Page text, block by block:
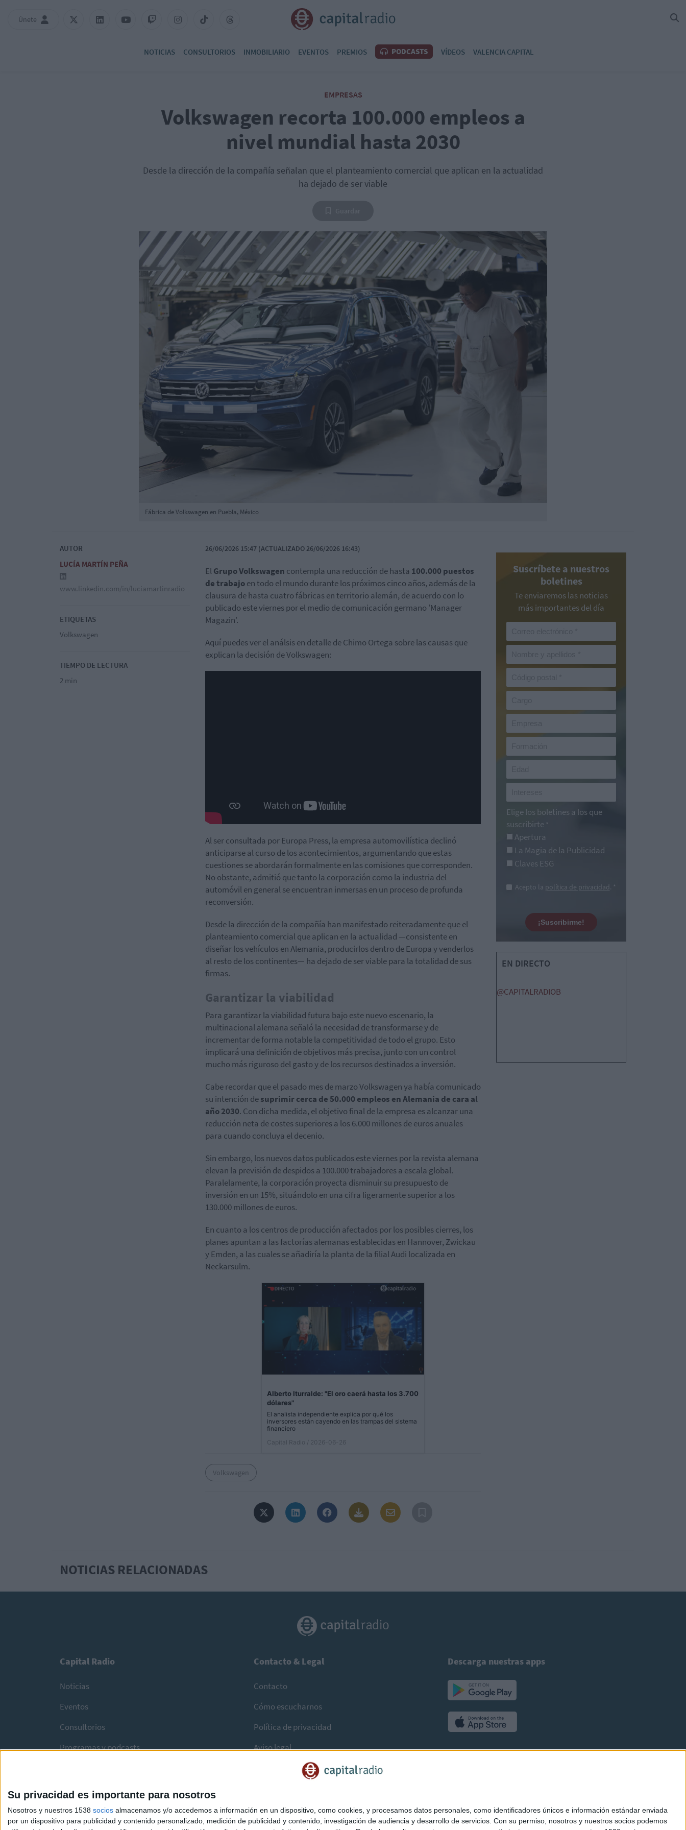
Su privacidad es importante para nosotros
Nosotros y nuestros 1538 socios almacenamos y/o accedemos a información en un dispositivo, como cookies, y procesamos datos personales, como identificadores únicos e información estándar enviada
por un dispositivo para publicidad y contenido personalizado, medición de publicidad y contenido, investigación de audiencia y desarrollo de servicios. Con su permiso, nosotros y nuestros socios podemos
Únete
NOTICIAS CONSULTORIOS INMOBILIARIO EVENTOS PREMIOS PODCASTS VÍDEOS VALENCIA CAPITAL
EMPRESAS
Volkswagen recorta 100.000 empleos a
nivel mundial hasta 2030
Desde la dirección de la compañía señalan que el planteamiento comercial que aplican en la actualidad
ha dejado de ser viable
Fábrica de Volkswagen en Puebla, México
AUTOR
LUCÍA MARTÍN PEÑA
www.linkedin.com/in/luciamartinradio
ETIQUETAS
Volkswagen
TIEMPO DE LECTURA
2 min
26/06/2026 15:47 (ACTUALIZADO 26/06/2026 16:43)
ElGrupo Volkswagen contempla una reducción de hasta 100.000 puestos
de trabajoen todo el mundo durante los próximos cinco años, además de la
clausura de hasta cuatro fábricas en territorio alemán, de acuerdo con lo
publicado este viernes por el medio de comunicación germano 'Manager
Magazin'.
Aquí puedes ver el análsis en detalle de Chimo Ortega sobre las causas que
explican la decisión de Volkswagen:
Al ser consultada por Europa Press, la empresa automovilística declinó
anticiparse al curso de los acontecimientos, argumentando que estas
cuestiones se abordarán formalmente en las comisiones que corresponden.
No obstante, admitió que tanto la corporación como la industria del
automóvil en general se encuentran inmersas en un proceso de profunda
reconversión.
Desde la dirección de la compañía han manifestado reiteradamente que el
planteamiento comercial que aplican en la actualidad —consistente en
diseñar los vehículos en Alemania, producirlos dentro de Europa y venderlos
al resto de los continentes— ha dejado de ser viable para la totalidad de sus
firmas.
Garantizar la viabilidad
Para garantizar la viabilidad futura bajo este nuevo escenario, la
multinacional alemana señaló la necesidad de transformarse y de
incrementar de forma notable la competitividad de todo el grupo. Esto
implicará una definición de objetivos más precisa, junto con un control
mucho más riguroso del gasto y de los recursos destinados a inversión.
Cabe recordar que el pasado mes de marzo Volkswagen ya había comunicado
su intención desuprimir cerca de 50.000 empleos en Alemania de cara al
año 2030. Con dicha medida, el objetivo final de la empresa es alcanzar una
reducción neta de costes superiores a los 6.000 millones de euros anuales
para cuando concluya el decenio.
Sin embargo, los nuevos datos publicados este viernes por la revista alemana
elevan la previsión de despidos a 100.000 trabajadores a escala global.
Paralelamente, la corporación proyecta disminuir su presupuesto de
inversión en un 15%, situándolo en una cifra ligeramente superior a los
130.000 millones de euros.
En cuanto a los centros de producción afectados por los posibles cierres, los
planes apuntan a las factorías alemanas establecidas en Hannover, Zwickau
y Emden, a las cuales se añadiría la planta de la filial Audi localizada en
Neckarsulm.
Alberto Iturralde: "El oro caerá hasta los 3.700
dólares"
El analista independiente explica por qué los
inversores están cayendo en las trampas del sistema
financiero
Capital Radio
/ 2026-06-26
Volkswagen
Suscríbete a nuestros
boletines
Te enviaremos las noticias
más importantes del día
Elige los boletines a los que
suscribirte *
Apertura
La Magia de la Publicidad
Claves ESG
Acepto la política de privacidad. *
¡Suscribirme!
EN DIRECTO
@CAPITALRADIOB
NOTICIAS RELACIONADAS
Capital Radio
Noticias
Eventos
Consultorios
Programas y podcasts
Contacto & Legal
Contacto
Cómo escucharnos
Política de privacidad
Aviso legal
Descarga nuestras apps